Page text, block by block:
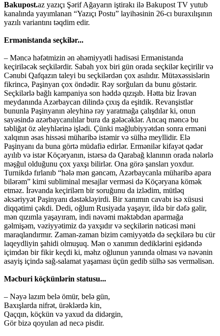
Bakupost.az yazıçı Şərif Ağayarın iştirakı ilə Bakupost TV yutub
kanalında yayımlanan “Yazıçı Postu” layihəsinin 26-cı buraxılışının
yazılı variantını təqdim edir.
Ermənistanda seçkilər...
– Məncə həfətmizin ən əhəmiyyətli hadisəsi Ermənistanda
keçiriləcək seçkilərdir. Sabah yox biri gün orada seçkilər keçirilir və
Cənubi Qafqazın taleyi bu seçkilərdən çox asılıdır. Mütəxəssislərin
fikrincə, Paşinyan çox öndədir. Rəy sorğuları da bunu göstərir.
Seçkilərlə bağlı kampaniya son həddə qızışıb. Hətta biz İrəvan
meydanında Azərbaycan dilində çıxış da eşitdik. Revanşistlər
bununla Paşinyanın əleyhinə rəy yaratmağa çalışdılar ki, onun
sayəsində azərbaycanılılar bura da gələcəklər. Ancaq məncə bu
təbliğat öz əleyhlərinə işlədi. Çünki məğlubiyyətdən sonra erməni
xalqının əsas hissəsi müharibə istəmir və sülhə meyllidir. Elə
Paşinyanı da buna görtə müdafiə edirlər. Ermənilər kifayət qədər
ayılıb və istər Köçəryanın, istərsə də Qarabağ klanının orada nələrlə
məşğul olduğunu çox yaxşı bilirlər. Ona görə şansları yoxdur.
Turnikdə fırlanıb “hələ mən gəncəm, Azərbaycanla müharibə apara
bilərəm” kimi subliminal mesajlar verməsi də Köçəryana kömək
etməz. İrəvanda keçirilərn bir soruğunu da izlədim, mütləq
əksəriyyət Paşinyanı dəstəkləyirdi. Bir xanımın cavabı isə xüsusi
diqqətimi çəkdi. Dedi, oğlum Rusiyada yaşayır, ildə bir dəfə gəlir,
mən qızımla yaşayıram, indi nəvəmi məktəbdən aparmağa
gəlmişəm, vəziyyətimiz də yaxşıdır və seçkilərin nəticəsi məni
maraqlandırmır. Zaman-zaman bizim cəmiyyətdə də seçkilərə bu cür
laqeydliyin şahidi olmuşuq. Mən o xanımın dediklərini eşidəndə
içimdən bir fikir keçdi ki, məhz oğlunun yanında olması və nəvənin
asayiş içində sağ-salamat yaşaması üçün gedib sülhə səs verməlisən.
Məcburi köçkünlərin statusu...
– Nəyə lazım belə ömür, belə gün,
Baxışlarda nifrət, ürəklərdə kin,
Qaçqın, köçkün və yaxud da didərgin,
Gör bizə qoyulan ad necə pisdir.